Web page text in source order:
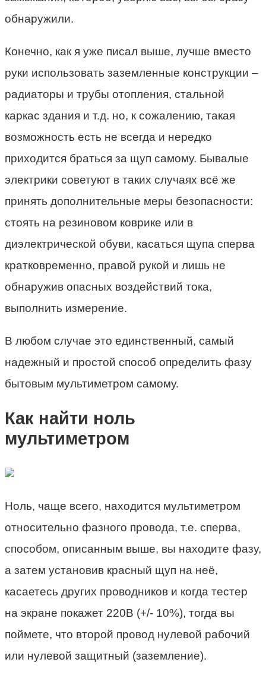
обнаружили.
Конечно, как я уже писал выше, лучше вместо
руки использовать заземленные конструкции –
радиаторы и трубы отопления, стальной
каркас здания и т.д. но, к сожалению, такая
возможность есть не всегда и нередко
приходится браться за щуп самому. Бывалые
электрики советуют в таких случаях всё же
принять дополнительные меры безопасности:
стоять на резиновом коврике или в
диэлектрической обуви, касаться щупа сперва
кратковременно, правой рукой и лишь не
обнаружив опасных воздействий тока,
выполнить измерение.
В любом случае это единственный, самый
надежный и простой способ определить фазу
бытовым мультиметром самому.
Как найти ноль
мультиметром
Ноль, чаще всего, находится мультиметром
относительно фазного провода, т.е. сперва,
способом, описанным выше, вы находите фазу,
а затем установив красный щуп на неё,
касаетесь других проводников и когда тестер
на экране покажет 220В (+/- 10%), тогда вы
поймете, что второй провод нулевой рабочий
или нулевой защитный (заземление).